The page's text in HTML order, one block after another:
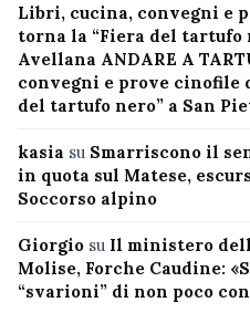
Libri, cucina, convegni e
torna la “Fiera del tartufo
Avellana ANDARE A
convegni e prove cinofile
del tartufo nero” a San
kasia su Smarriscono il
in quota sul Matese,
Soccorso alpino
Giorgio su Il ministero
Molise, Forche Caudine:
“svarioni” di non poco